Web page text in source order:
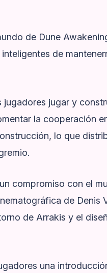
de Dune
de
jugadores jugar y
la cooperación
lo que
compromiso con el
de Denis
de Arrakis y el
una